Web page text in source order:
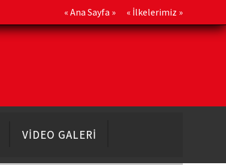
« Ana Sayfa » « İlkelerimiz »
VİDEO GALERİ